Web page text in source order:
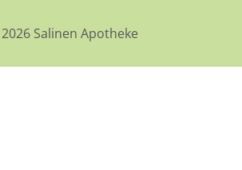
Salinen Apotheke